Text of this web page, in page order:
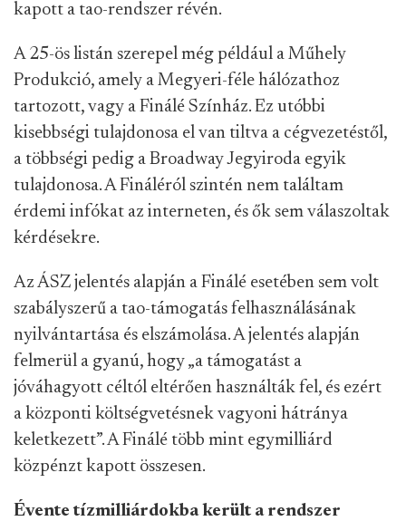
kapott a tao-rendszer révén.
A 25-ös listán szerepel még például a Műhely
Produkció, amely a Megyeri-féle hálózathoz
tartozott, vagy a Finálé Színház. Ez utóbbi
kisebbségi tulajdonosa el van tiltva a cégvezetéstől,
a többségi pedig a Broadway Jegyiroda egyik
tulajdonosa. A Fináléról szintén nem találtam
érdemi infókat az interneten, és ők sem válaszoltak
kérdésekre.
Az ÁSZ jelentés alapján a Finálé esetében sem volt
szabályszerű a tao-támogatás felhasználásának
nyilvántartása és elszámolása. A jelentés alapján
felmerül a gyanú, hogy „a támogatást a
jóváhagyott céltól eltérően használták fel, és ezért
a központi költségvetésnek vagyoni hátránya
keletkezett”. A Finálé több mint egymilliárd
közpénzt kapott összesen.
Évente tízmilliárdokba került a rendszer